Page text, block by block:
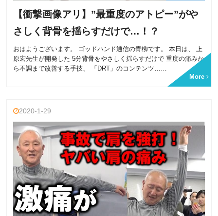
【衝撃画像アリ】”最重度のアトピー”がや
さしく背骨を揺らすだけで…！？
おはようございます。 ゴッドハンド通信の青柳です。 本日は、 上
原宏先生が開発した 5分背骨をやさしく揺らすだけで 重度の痛みか
ら不調まで改善する手技、 「DRT」のコンテンツ……
More
2020-1-29